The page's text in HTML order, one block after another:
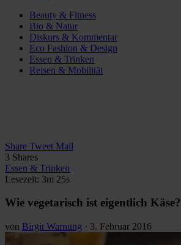
Beauty & Fitness
Bio & Natur
Diskurs & Kommentar
Eco Fashion & Design
Essen & Trinken
Reisen & Mobilität
Share Tweet Mail
3 Shares
Essen & Trinken
Lesezeit: 3m 25s
Wie vegetarisch ist eigentlich Käse?
von Birgit Warnung · 3. Februar 2016